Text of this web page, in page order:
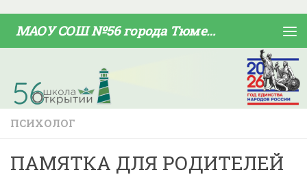
МАОУ СОШ №56 города Тюмени
ПСИХОЛОГ
ПАМЯТКА ДЛЯ РОДИТЕЛЕЙ